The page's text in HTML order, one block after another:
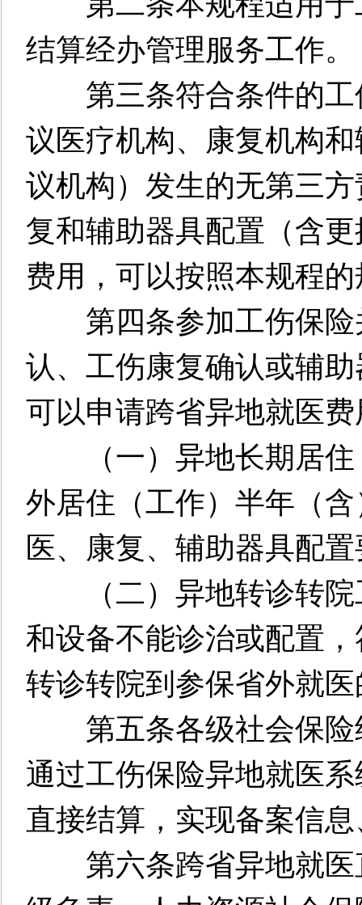
结算经办管理服务工作。
第三条符合条件的工
议医疗机构、康复机构
议机构）发生的无第三
复和辅助器具配置（含
费用，可以按照本规程
第四条参加工伤保险
认、工伤康复确认或辅
可以申请跨省异地就医
（一）异地长期居住
外居住（工作）半年（
医、康复、辅助器具配
（二）异地转诊转院
和设备不能诊治或配置
转诊转院到参保省外就
第五条各级社会保险
通过工伤保险异地就医
直接结算，实现备案信
第六条跨省异地就医